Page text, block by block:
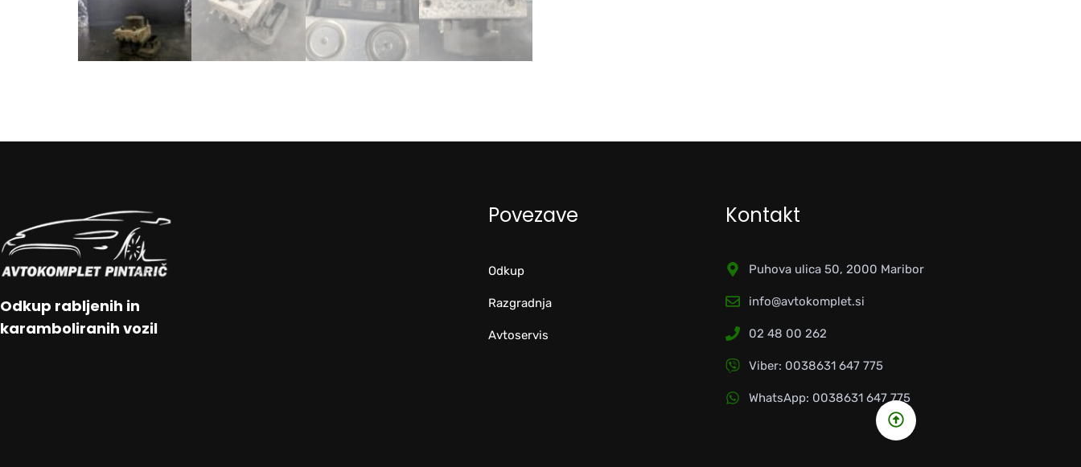
Odkup rabljenih in
karamboliranih vozil
Povezave
Odkup
Razgradnja
Avtoservis
Kontakt
Puhova ulica 50, 2000 Maribor
info@avtokomplet.si
02 48 00 262
Viber: 0038631 647 775
WhatsApp: 0038631 647 775